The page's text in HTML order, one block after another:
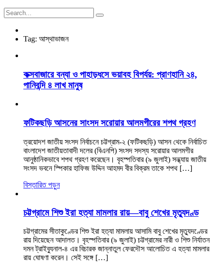
Tag: আস্থাভাজন
কক্সবাজারে বন্যা ও পাহাড়ধসে ভয়াবহ বিপর্যয়: প্রাণহানি ২৪,
পানিবন্দি ৪ লাখ মানুষ
ফটিকছড়ি আসনের সাংসদ সরোয়ার আলমগীরের শপথ গ্রহণ
ত্রয়োদশ জাতীয় সংসদ নির্বাচনে চট্টগ্রাম-২ (ফটিকছড়ি) আসন থেকে নির্বাচিত
বাংলাদেশ জাতীয়তাবাদী দলের (বিএনপি) সংসদ সদস্য সরোয়ার আলমগীর
আনুষ্ঠানিকভাবে শপথ গ্রহণ করেছেন। বৃহস্পতিবার (৯ জুলাই) সন্ধ্যায় জাতীয়
সংসদ ভবনে স্পিকার হাফিজ উদ্দিন আহমদ বীর বিক্রম তাকে শপথ […]
বিস্তারিত পড়ুন
চট্টগ্রামে শিশু ইরা হত্যা মামলার রায়—বাবু শেখের মৃত্যুদণ্ড
চট্টগ্রামের সীতাকুণ্ডের শিশু ইরা হত্যা মামলায় আসামি বাবু শেখের মৃত্যুদণ্ডের
রায় দিয়েছেন আদালত। বৃহস্পতিবার (৯ জুলাই) চট্টগ্রামের নারী ও শিশু নির্যাতন
দমন ট্রাইব্যুনাল-৪ এর বিচারক জান্নাতুল ফেরদৌস আলোচিত এ হত্যা মামলার
রায় ঘোষণা করেন। সেই সঙ্গে […]